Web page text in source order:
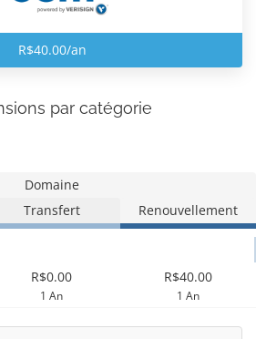
R$40.00/an
par catégorie
Domaine
Transfert Renouvellement
R$0.00
1 An
R$40.00
1 An